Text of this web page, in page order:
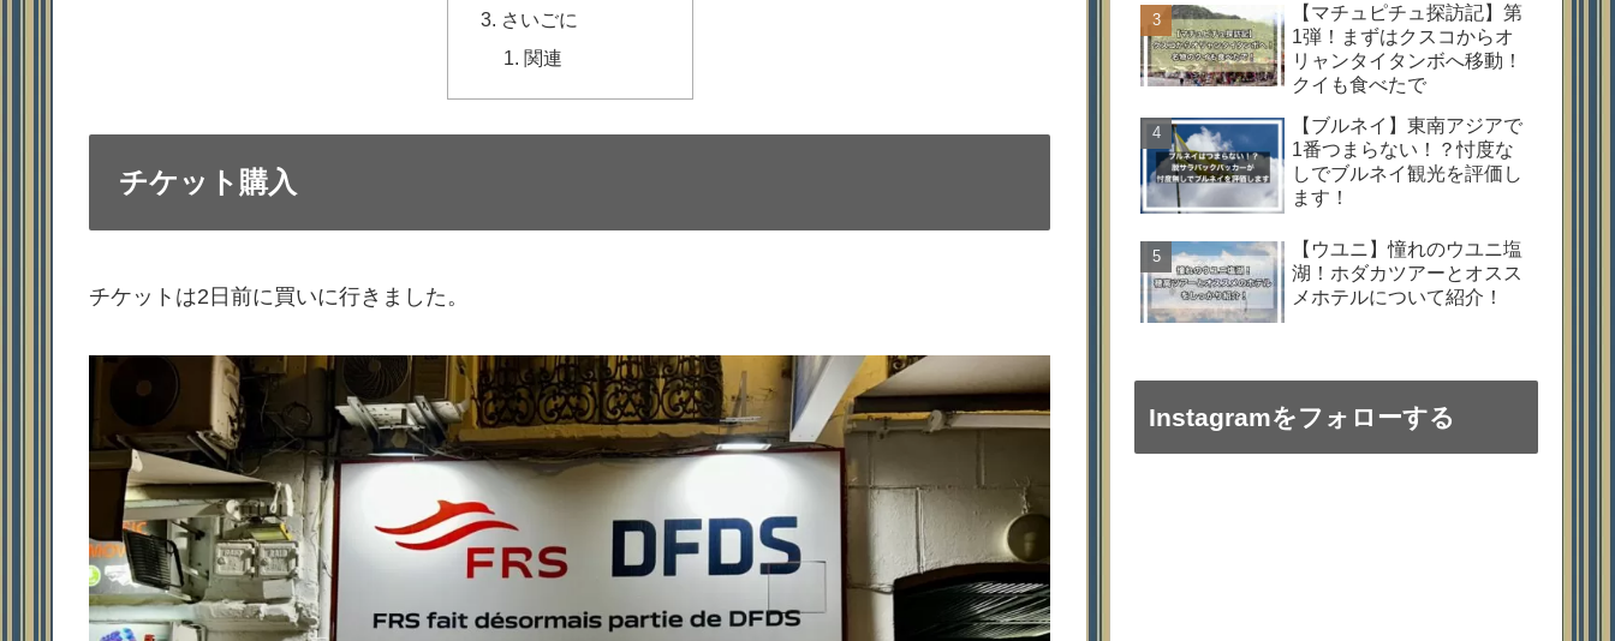
さいごに
関連
チケット購入
チケットは2日前に買いに行きました。
【マチュピチュ探訪記】第
1弾！まずはクスコからオ
リャンタイタンボへ移動！
クイも食べたで
【ブルネイ】東南アジアで
1番つまらない！？忖度な
しでブルネイ観光を評価し
ます！
【ウユニ】憧れのウユニ塩
湖！ホダカツアーとオスス
メホテルについて紹介！
Instagramをフォローする